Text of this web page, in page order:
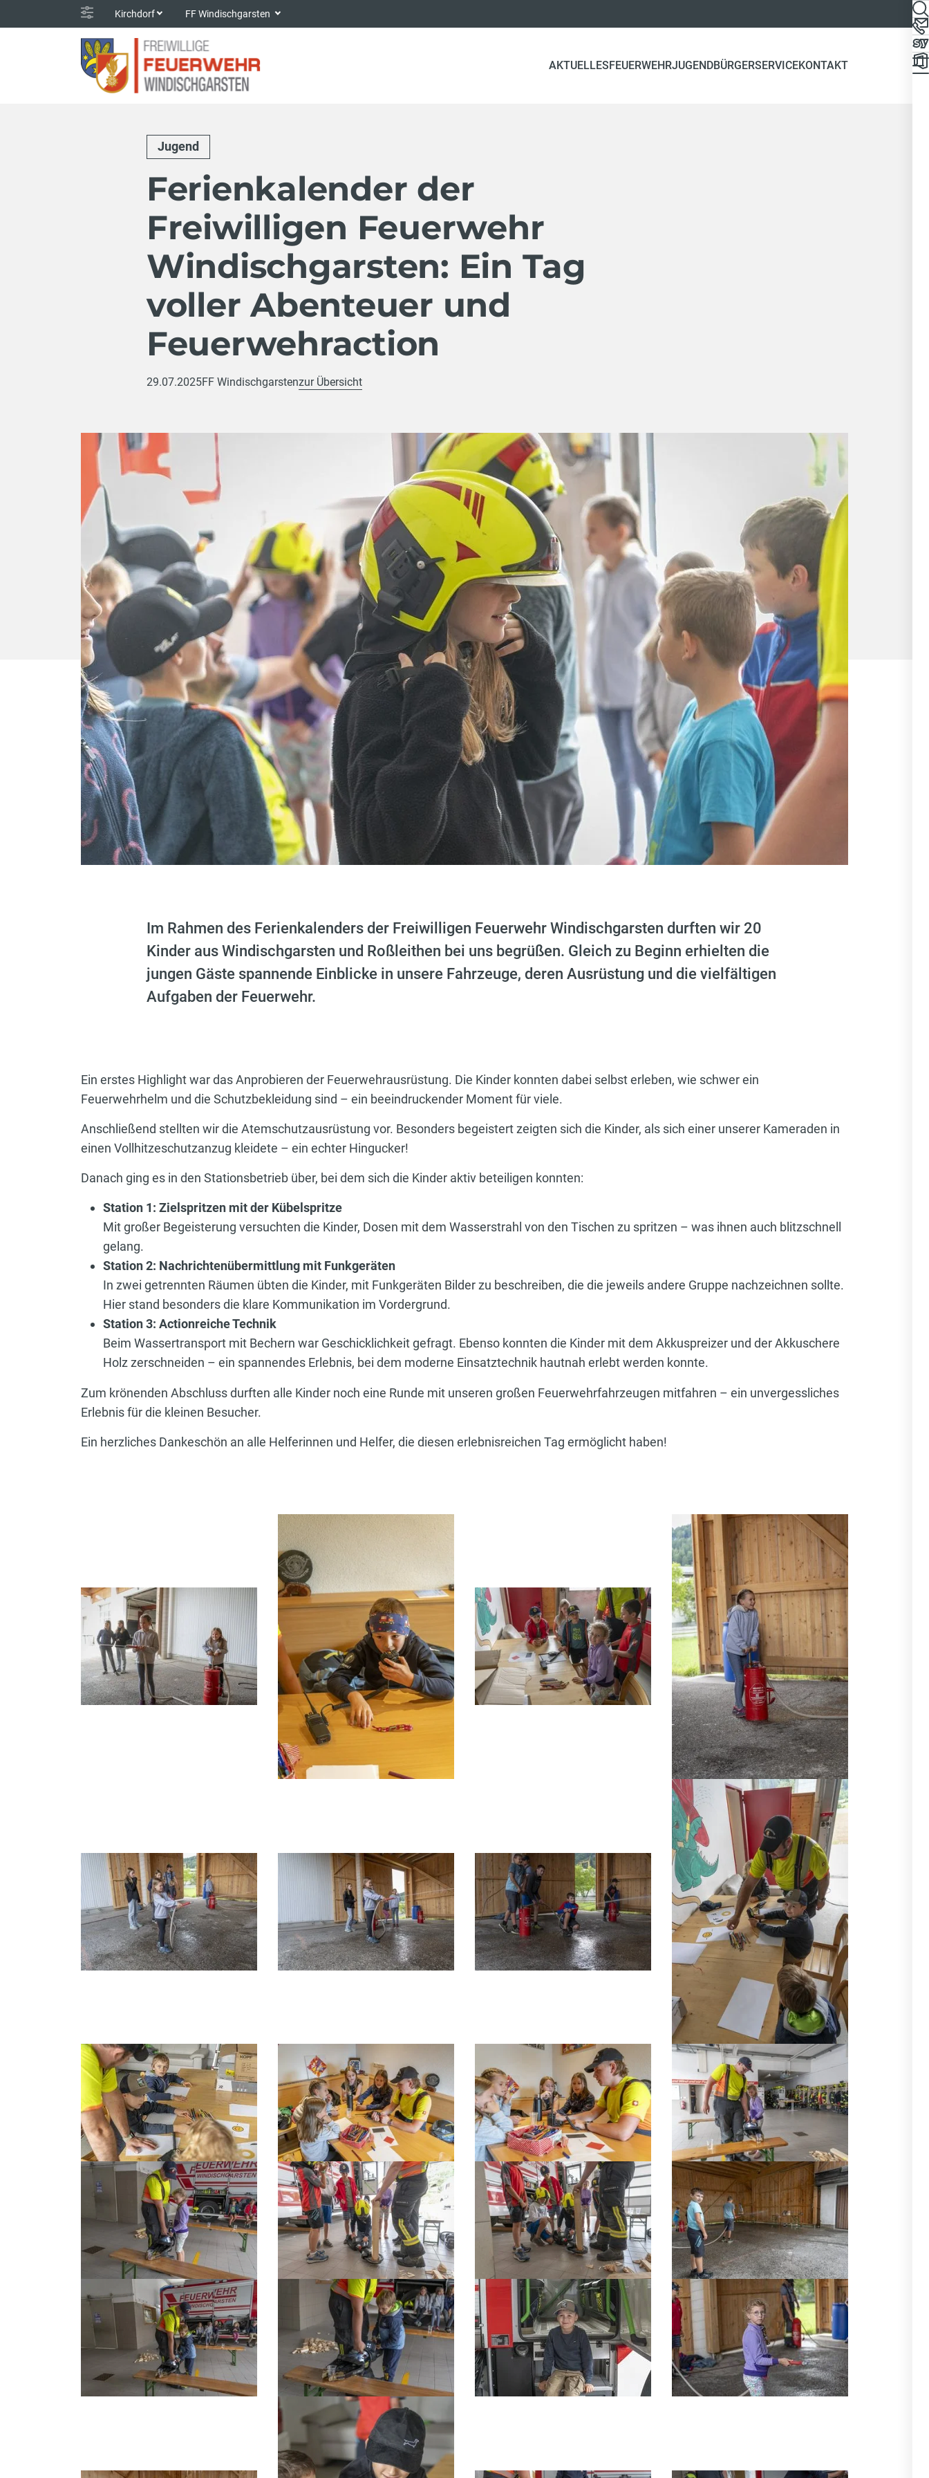
Kirchdorf FF Windischgarsten
AKTUELLESFEUERWEHRJUGENDBÜRGERSERVICEKONTAKT
Jugend
Ferienkalender der
Freiwilligen Feuerwehr
Windischgarsten: Ein Tag
voller Abenteuer und
Feuerwehraction
29.07.2025FF Windischgarstenzur Übersicht
Im Rahmen des Ferienkalenders der Freiwilligen Feuerwehr Windischgarsten durften wir 20
Kinder aus Windischgarsten und Roßleithen bei uns begrüßen. Gleich zu Beginn erhielten die
jungen Gäste spannende Einblicke in unsere Fahrzeuge, deren Ausrüstung und die vielfältigen
Aufgaben der Feuerwehr.
Ein erstes Highlight war das Anprobieren der Feuerwehrausrüstung. Die Kinder konnten dabei selbst erleben, wie schwer ein
Feuerwehrhelm und die Schutzbekleidung sind – ein beeindruckender Moment für viele.
Anschließend stellten wir die Atemschutzausrüstung vor. Besonders begeistert zeigten sich die Kinder, als sich einer unserer Kameraden in
einen Vollhitzeschutzanzug kleidete – ein echter Hingucker!
Danach ging es in den Stationsbetrieb über, bei dem sich die Kinder aktiv beteiligen konnten:
Station 1: Zielspritzen mit der Kübelspritze
Mit großer Begeisterung versuchten die Kinder, Dosen mit dem Wasserstrahl von den Tischen zu spritzen – was ihnen auch blitzschnell
gelang.
Station 2: Nachrichtenübermittlung mit Funkgeräten
In zwei getrennten Räumen übten die Kinder, mit Funkgeräten Bilder zu beschreiben, die die jeweils andere Gruppe nachzeichnen sollte.
Hier stand besonders die klare Kommunikation im Vordergrund.
Station 3: Actionreiche Technik
Beim Wassertransport mit Bechern war Geschicklichkeit gefragt. Ebenso konnten die Kinder mit dem Akkuspreizer und der Akkuschere
Holz zerschneiden – ein spannendes Erlebnis, bei dem moderne Einsatztechnik hautnah erlebt werden konnte.
Zum krönenden Abschluss durften alle Kinder noch eine Runde mit unseren großen Feuerwehrfahrzeugen mitfahren – ein unvergessliches
Erlebnis für die kleinen Besucher.
Ein herzliches Dankeschön an alle Helferinnen und Helfer, die diesen erlebnisreichen Tag ermöglicht haben!